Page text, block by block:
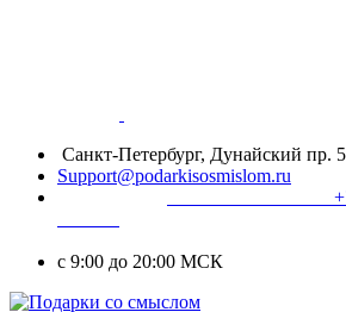
Санкт-Петербург,
Support@podarkisosmislom.ru
+7 (905)
с 9:00 до 20:00 МСК